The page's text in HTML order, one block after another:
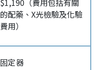
的配藥、X光檢驗及化驗
費用）
固定器